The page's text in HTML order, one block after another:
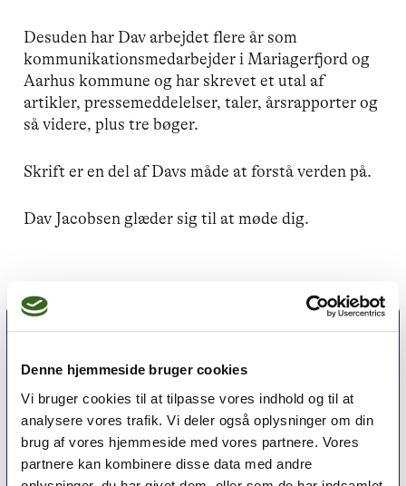
Denne hjemmeside bruger cookies
Vi bruger cookies til at tilpasse vores indhold og til at
analysere vores trafik. Vi deler også oplysninger om din
brug af vores hjemmeside med vores partnere. Vores
partnere kan kombinere disse data med andre
Desuden har Dav arbejdet flere år som
kommunikationsmedarbejder i Mariagerfjord og
Aarhus kommune og har skrevet et utal af
artikler, pressemeddelelser, taler, årsrapporter og
så videre, plus tre bøger.
Skrift er en del af Davs måde at forstå verden på.
Dav Jacobsen glæder sig til at møde dig.